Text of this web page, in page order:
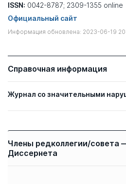
ISSN: 0042-8787; 2309-1355 online
Официальный сайт
Информация обновлена: 2023-06-19
Справочная информация
Журнал со значительными
Члены редколлегии/совета
Диссернета